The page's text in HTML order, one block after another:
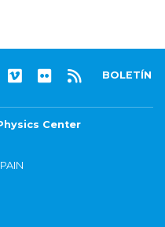
BOLETÍN
Center